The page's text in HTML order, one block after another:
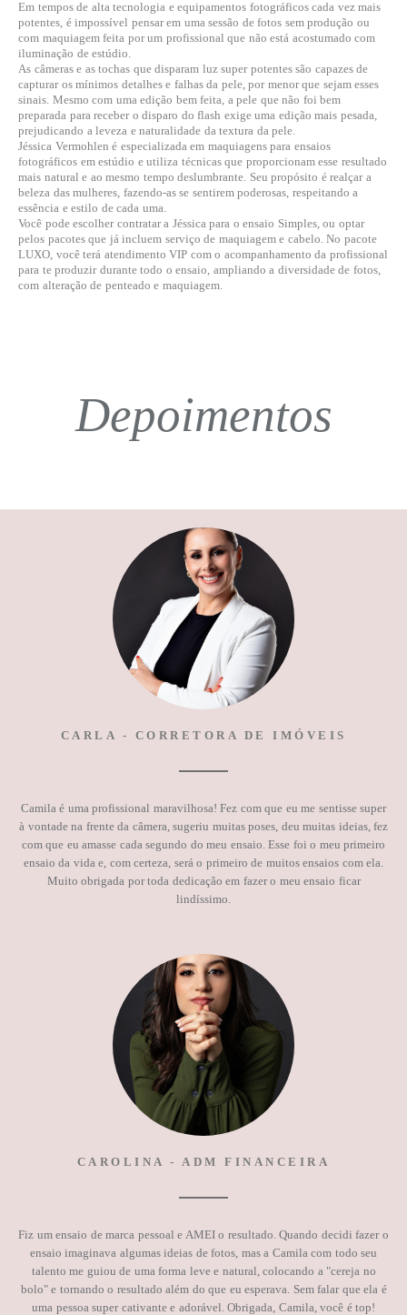
Em tempos de alta tecnologia e equipamentos fotográficos cada vez mais
potentes, é impossível pensar em uma sessão de fotos sem produção ou
com maquiagem feita por um profissional que não está acostumado com
iluminação de estúdio.
As câmeras e as tochas que disparam luz super potentes são capazes de
capturar os mínimos detalhes e falhas da pele, por menor que sejam esses
sinais. Mesmo com uma edição bem feita, a pele que não foi bem
preparada para receber o disparo do flash exige uma edição mais pesada,
prejudicando a leveza e naturalidade da textura da pele.
Jéssica Vermohlen é especializada em maquiagens para ensaios
fotográficos em estúdio e utiliza técnicas que proporcionam esse resultado
mais natural e ao mesmo tempo deslumbrante. Seu propósito é realçar a
beleza das mulheres, fazendo-as se sentirem poderosas, respeitando a
essência e estilo de cada uma.
Você pode escolher contratar a Jéssica para o ensaio Simples, ou optar
pelos pacotes que já incluem serviço de maquiagem e cabelo. No pacote
LUXO, você terá atendimento VIP com o acompanhamento da profissional
para te produzir durante todo o ensaio, ampliando a diversidade de fotos,
com alteração de penteado e maquiagem.
Depoimentos
CARLA - CORRETORA DE IMÓVEIS
Camila é uma profissional maravilhosa! Fez com que eu me sentisse super
à vontade na frente da câmera, sugeriu muitas poses, deu muitas ideias, fez
com que eu amasse cada segundo do meu ensaio. Esse foi o meu primeiro
ensaio da vida e, com certeza, será o primeiro de muitos ensaios com ela.
Muito obrigada por toda dedicação em fazer o meu ensaio ficar
lindíssimo.
CAROLINA - ADM FINANCEIRA
Fiz um ensaio de marca pessoal e AMEI o resultado. Quando decidi fazer o
ensaio imaginava algumas ideias de fotos, mas a Camila com todo seu
talento me guiou de uma forma leve e natural, colocando a "cereja no
bolo" e tornando o resultado além do que eu esperava. Sem falar que ela é
uma pessoa super cativante e adorável. Obrigada, Camila, você é top!